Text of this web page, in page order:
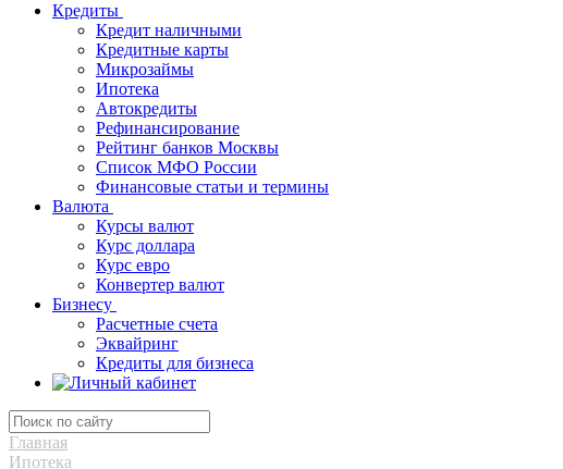
Кредиты
Кредит наличными
Кредитные карты
Микрозаймы
Ипотека
Автокредиты
Рефинансирование
Рейтинг банков Москвы
Список МФО России
Финансовые статьи и термины
Валюта
Курсы валют
Курс доллара
Курс евро
Конвертер валют
Бизнесу
Расчетные счета
Эквайринг
Кредиты для бизнеса
Главная
Ипотека